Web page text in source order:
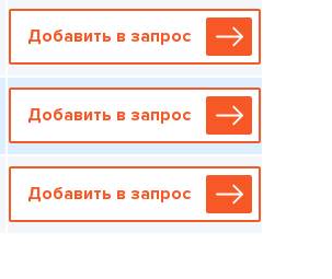
Добавить в запрос
Добавить в запрос
Добавить в запрос